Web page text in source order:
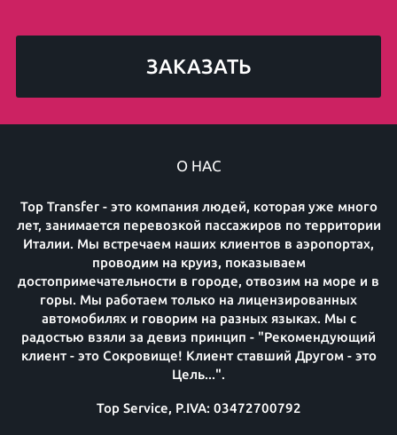
ЗАКАЗАТЬ
О НАС
Top Transfer - это компания людей, которая уже много
лет, занимается перевозкой пассажиров по территории
Италии. Мы встречаем наших клиентов в аэропортах,
проводим на круиз, показываем
достопримечательности в городе, отвозим на море и в
горы. Мы работаем только на лицензированных
автомобилях и говорим на разных языках. Мы с
радостью взяли за девиз принцип - "Рекомендующий
клиент - это Сокровище! Клиент ставший Другом - это
Цель...".
Top Service, P.IVA: 03472700792